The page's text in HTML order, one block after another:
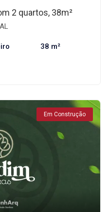
2 quartos, 38m²
38 m²
Em Construção